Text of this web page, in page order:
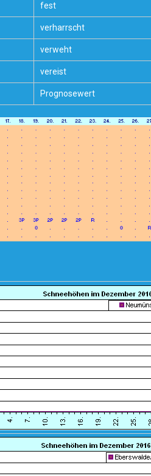
fest
verharrscht
verweht
vereist
Prognosewert